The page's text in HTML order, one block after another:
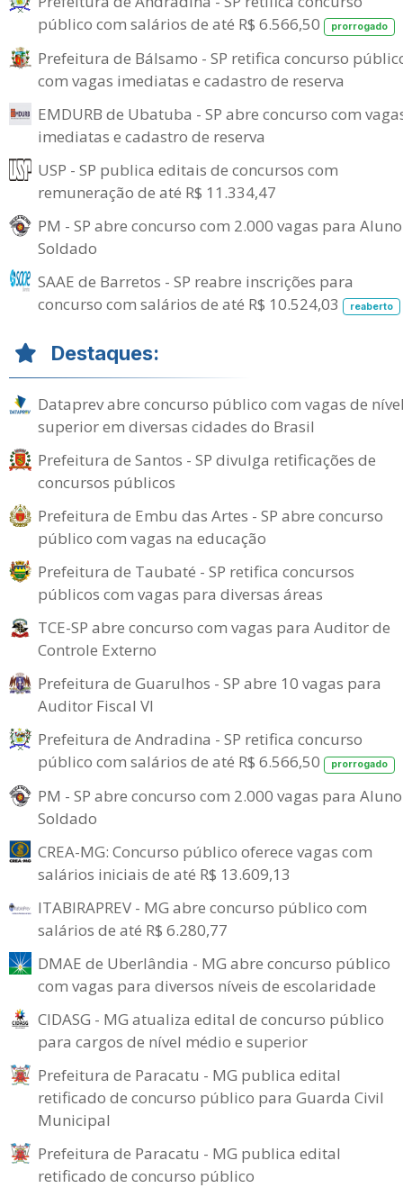
público com salários de até R$ 6.566,50
prorrogado
Prefeitura de Bálsamo - SP retifica concurso
com vagas imediatas e cadastro de reserva
EMDURB de Ubatuba - SP abre concurso com
imediatas e cadastro de reserva
USP - SP publica editais de concursos com
remuneração de até R$ 11.334,47
PM - SP abre concurso com 2.000 vagas para
Soldado
SAAE de Barretos - SP reabre inscrições para
concurso com salários de até R$ 10.524,03
reaberto
Destaques:
Dataprev abre concurso público com vagas de
superior em diversas cidades do Brasil
Prefeitura de Santos - SP divulga retificações de
concursos públicos
Prefeitura de Embu das Artes - SP abre concurso
público com vagas na educação
Prefeitura de Taubaté - SP retifica concursos
públicos com vagas para diversas áreas
TCE-SP abre concurso com vagas para Auditor de
Controle Externo
Prefeitura de Guarulhos - SP abre 10 vagas para
Auditor Fiscal VI
Prefeitura de Andradina - SP retifica concurso
público com salários de até R$ 6.566,50
prorrogado
PM - SP abre concurso com 2.000 vagas para
Soldado
CREA-MG: Concurso público oferece vagas com
salários iniciais de até R$ 13.609,13
ITABIRAPREV - MG abre concurso público com
salários de até R$ 6.280,77
DMAE de Uberlândia - MG abre concurso público
com vagas para diversos níveis de escolaridade
CIDASG - MG atualiza edital de concurso público
para cargos de nível médio e superior
Prefeitura de Paracatu - MG publica edital
retificado de concurso público para Guarda Civil
Municipal
Prefeitura de Paracatu - MG publica edital
retificado de concurso público